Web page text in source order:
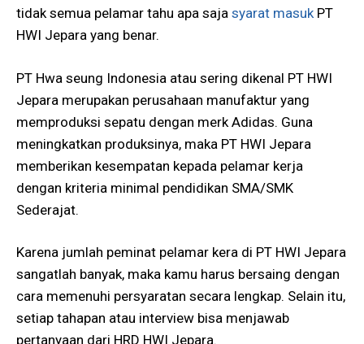
tidak semua pelamar tahu apa saja syarat masukPT
HWI Jepara yang benar.
PT Hwa seung Indonesia atau sering dikenal PT HWI
Jepara merupakan perusahaan manufaktur yang
memproduksi sepatu dengan merk Adidas. Guna
meningkatkan produksinya, maka PT HWI Jepara
memberikan kesempatan kepada pelamar kerja
dengan kriteria minimal pendidikan SMA/SMK
Sederajat.
Karena jumlah peminat pelamar kera di PT HWI Jepara
sangatlah banyak, maka kamu harus bersaing dengan
cara memenuhi persyaratan secara lengkap. Selain itu,
setiap tahapan atau interview bisa menjawab
pertanyaan dari HRD HWI Jepara.